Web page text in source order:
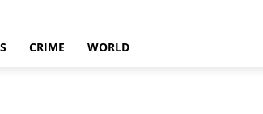
CRIME WORLD